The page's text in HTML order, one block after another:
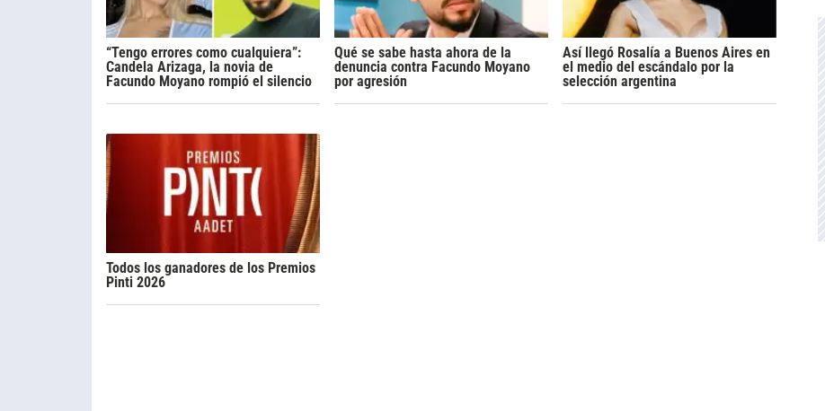
“Tengo errores como cualquiera”:
Candela Arizaga, la novia de
Facundo Moyano rompió el silencio
Qué se sabe hasta ahora de la
denuncia contra Facundo Moyano
por agresión
Así llegó Rosalía a Buenos Aires en
el medio del escándalo por la
selección argentina
Todos los ganadores de los Premios
Pinti 2026